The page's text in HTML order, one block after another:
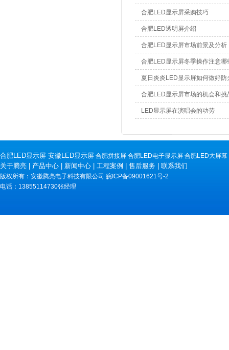
合肥LED显示屏采购技巧
合肥LED透明屏介绍
合肥LED显示屏市场前景及分析
合肥LED显示屏冬季操作注意哪
夏日炎炎LED显示屏如何做好防
合肥LED显示屏市场的机会和挑
LED显示屏在演唱会的功劳
合肥LED显示屏 安徽LED显示屏 合肥拼接屏 合肥LED电子显示屏 合肥LED大屏幕
关于腾亮 | 产品中心 | 新闻中心 | 工程案例 | 售后服务 | 联系我们
版权所有：安徽腾亮电子科技有限公司 皖ICP备09001621号-2
电话：13855114730张经理